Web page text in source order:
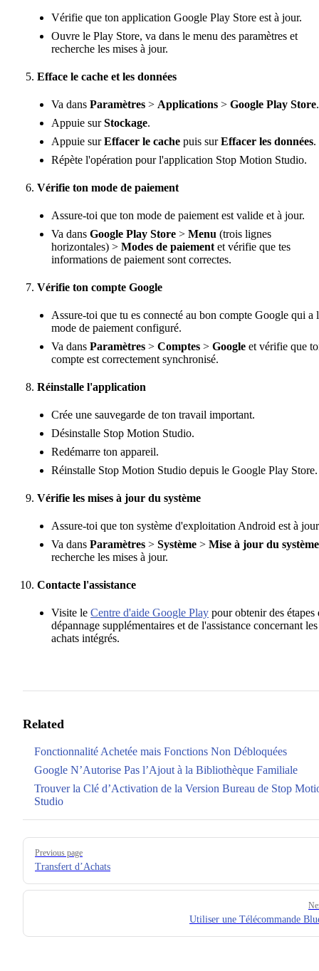
Vérifie que ton application Google Play Store est à jour.
Ouvre le Play Store, va dans le menu des paramètres et
recherche les mises à jour.
Efface le cache et les données
Va dans Paramètres > Applications > Google Play Store.
Appuie surStockage.
Appuie surEffacer le cache puis surEffacer les données.
Répète l'opération pour l'application Stop Motion Studio.
Vérifie ton mode de paiement
Assure-toi que ton mode de paiement est valide et à jour.
Va dans Google Play Store > Menu (trois lignes
horizontales) > Modes de paiement et vérifie que tes
informations de paiement sont correctes.
Vérifie ton compte Google
Assure-toi que tu es connecté au bon compte Google qui a
mode de paiement configuré.
Va dans Paramètres > Comptes > Google et vérifie que
compte est correctement synchronisé.
Réinstalle l'application
Crée une sauvegarde de ton travail important.
Désinstalle Stop Motion Studio.
Redémarre ton appareil.
Réinstalle Stop Motion Studio depuis le Google Play Store.
Vérifie les mises à jour du système
Assure-toi que ton système d'exploitation Android est à
Va dans Paramètres > Système > Mise à jour du système
recherche les mises à jour.
Contacte l'assistance
Visite le Centre d'aide Google Play pour obtenir des étapes
dépannage supplémentaires et de l'assistance concernant les
achats intégrés.
Related
Fonctionnalité Achetée mais Fonctions Non Débloquées
Google N’Autorise Pas l’Ajout à la Bibliothèque Familiale
Trouver la Clé d’Activation de la Version Bureau de Stop
Studio
Pager
Previous page
Transfert d’Achats
Utiliser une Télécommande